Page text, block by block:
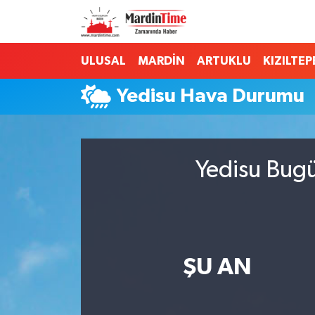
ULUSAL MARDİN ARTUKLU
Yedisu Hava Durumu
Yedisu
ŞU AN
Mardin Nöbetçi Eczaneler
Mardin Hava Durumu
Mardin Trafik Yoğunluk Haritası